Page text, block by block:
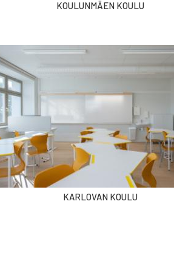
KOULUNMÄEN KOULU
KARLOVAN KOULU